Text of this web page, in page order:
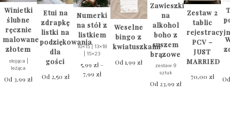
Winietki
ślubne
ręcznie
malowane
złotem
stojąca |
leżąca
Od 3,99zł
Etui na
zdrapkę
listki na
podziękowania
dla
gości
Od 2,50 zł
Numerki
na stół z
listkiem
10x15 | 13x18
| 15x23
5,99 zł –
7,99złZakres
Weselne
bingo z
kwiatuszkami
Od1,99zł
Zawieszki
na
alkohol
boho z
suszem
brązowe
zestaw 9
sztuk
Od 23,99zł
Zestaw 2
tablic
PCV –
JUST
MARRIED
70,00zł